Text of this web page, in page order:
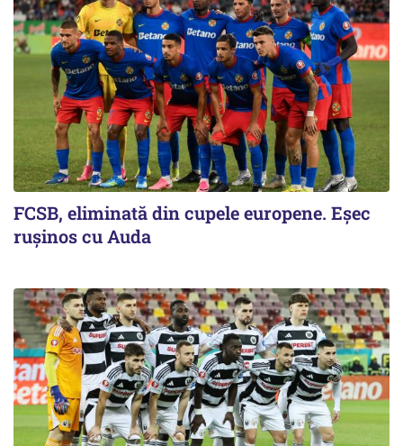
FCSB, eliminată din cupele europene. Eşec
ruşinos cu Auda